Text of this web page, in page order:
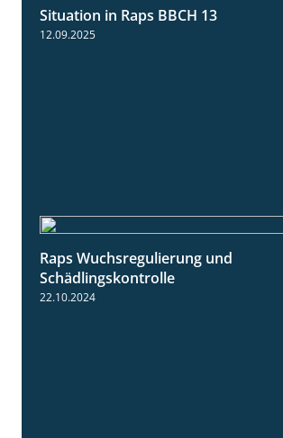
Situation in Raps BBCH 13
12.09.2025
Raps Wuchsregulierung und
Schädlingskontrolle
22.10.2024